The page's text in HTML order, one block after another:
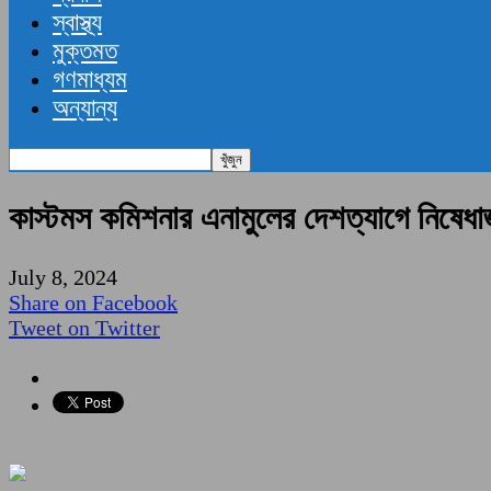
স্বাস্থ্য
মুক্তমত
গণমাধ্যম
অন্যান্য
কাস্টমস কমিশনার এনামুলের দেশত্যাগে
July 8, 2024
Share on Facebook
Tweet on Twitter